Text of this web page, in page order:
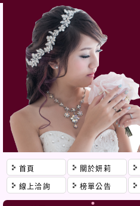
首頁 關於妍莉
線上洽詢 榜單公告